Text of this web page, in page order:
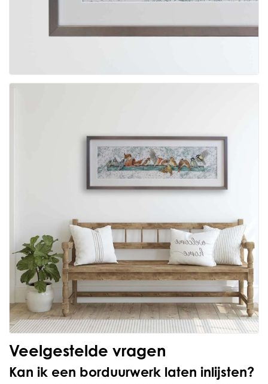
Veelgestelde vragen
Kan ik een borduurwerk laten inlijsten?